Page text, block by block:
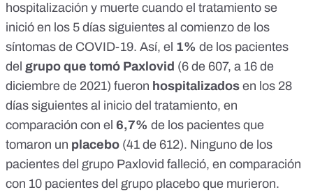
hospitalización y muerte cuando el tratamiento se
inició en los 5 días siguientes al comienzo de los
síntomas de COVID-19. Así, el 1% de los pacientes
del grupo que tomó Paxlovid (6 de 607, a 16 de
diciembre de 2021) fueron hospitalizados en los 28
días siguientes al inicio del tratamiento, en
comparación con el 6,7% de los pacientes que
tomaron un placebo (41 de 612). Ninguno de los
pacientes del grupo Paxlovid falleció, en comparación
con 10 pacientes del grupo placebo que murieron.